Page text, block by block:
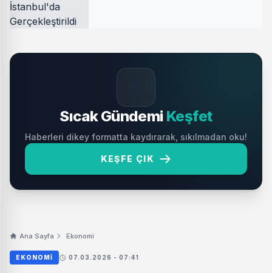
Sıcak Gündemi Keşfet
Haberleri dikey formatta kaydırarak, sıkılmadan oku!
KEŞFE ÇIK
Ana Sayfa Ekonomi
EKONOMI 07.03.2026 - 07:41